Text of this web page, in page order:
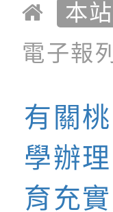
「小
「
書會
坊」
徵件
有關
年─
為配
環境
字稿
有關
服務
檢送
字稿
函轉
本
電子報
有關
學辦
育充